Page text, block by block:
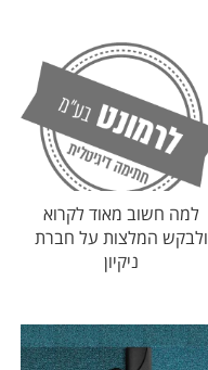
למה חשוב מאוד לקרוא
ולבקש המלצות על חברת
ניקיון